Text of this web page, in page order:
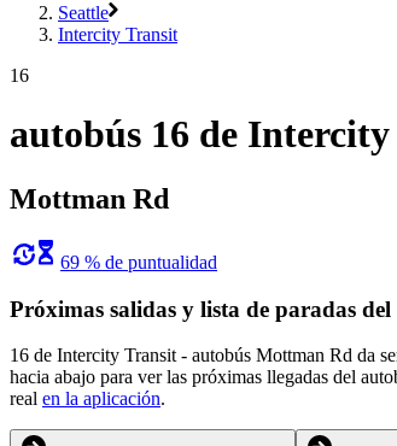
Seattle
Intercity Transit
16
autobús 16 de
Mottman Rd
69 % de puntualidad
Próximas salidas y lista de paradas
16 de Intercity Transit - autobús Mottman Rd da
hacia abajo para ver las próximas llegadas del
real en la aplicación.